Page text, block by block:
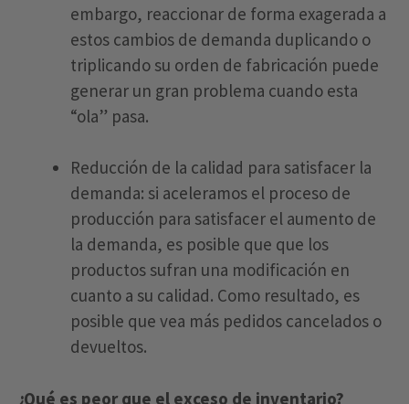
embargo, reaccionar de forma exagerada a
estos cambios de demanda duplicando o
triplicando su orden de fabricación puede
generar un gran problema cuando esta
“ola” pasa.
Reducción de la calidad para satisfacer la
demanda: si aceleramos el proceso de
producción para satisfacer el aumento de
la demanda, es posible que que los
productos sufran una modificación en
cuanto a su calidad. Como resultado, es
posible que vea más pedidos cancelados o
devueltos.
¿Qué es peor que el exceso de inventario?